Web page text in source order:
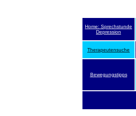
Home: Sprechstunde
Depression
Therapeutensuche
Bewegungstipps